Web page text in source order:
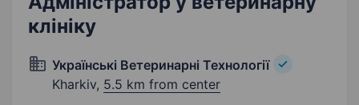
клініку
Українські Ветеринарні Технології
Kharkiv, 5.5 km from center